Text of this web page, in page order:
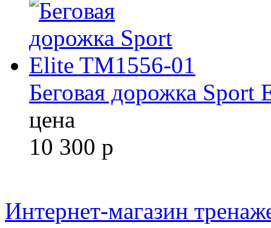
Беговая дорожка Sport
цена
10 300 р
Интернет-магазин